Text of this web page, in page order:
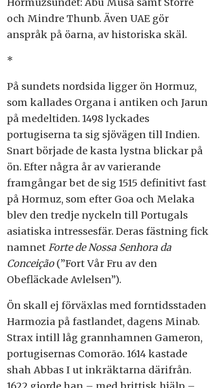
och Mindre Thunb. Även UAE gör
anspråk på öarna, av historiska skäl.
*
På sundets nordsida ligger ön Hormuz,
som kallades Organa i antiken och Jarun
på medeltiden. 1498 lyckades
portugiserna ta sig sjövägen till Indien.
Snart började de kasta lystna blickar på
ön. Efter några år av varierande
framgångar bet de sig 1515 definitivt fast
på Hormuz, som efter Goa och Melaka
blev den tredje nyckeln till Portugals
asiatiska intressesfär. Deras fästning fick
namnet Forte de Nossa Senhora da
Conceição(”Fort Vår Fru av den
Obefläckade Avlelsen”).
Ön skall ej förväxlas med forntidsstaden
Harmozia på fastlandet, dagens Minab.
Strax intill låg grannhamnen Gameron,
portugisernas Comorão. 1614 kastade
shah Abbas I ut inkräktarna därifrån.